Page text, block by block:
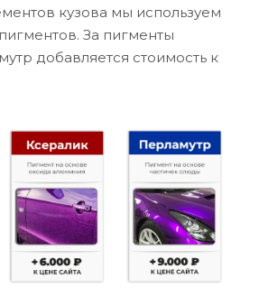
кузова мы используем
За пигменты
добавляется стоимость к